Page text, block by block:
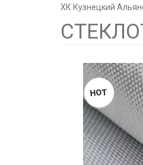
ХК Кузнецкий
HOT